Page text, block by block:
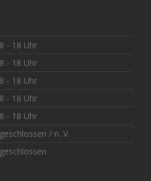
8 - 18 Uhr
8 - 18 Uhr
8 - 18 Uhr
8 - 18 Uhr
8 - 18 Uhr
geschlossen / n. V.
geschlossen